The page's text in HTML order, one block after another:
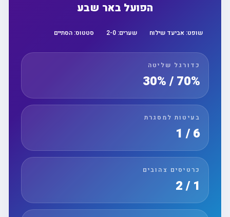
הפועל באר שבע
שופט:אביעד שילוח שערים: 2 -0 סטטוס:הסתיים
כדורגל שליטה
70% / 30%
בעיטות למסגרת
6 / 1
כרטיסים צהובים